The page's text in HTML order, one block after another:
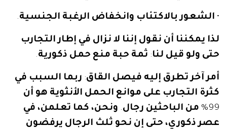
• الشعور بالاكتئاب وانخفاض الرغبة الجنسية.
لذا يمكننا أن نقول إننا لا نزال في إطار التجارب
حتى ولو قيل لنا: ثمة حبة منع حمل ذكورية.
أمر آخر تطرق إليه فيصل القاق: ربما السبب في
كثرة التجارب على موانع الحمل الأنثوية هو أن
99%
من الباحثين رجال. ونحن، كما تعلمن، في
عصر ذكوري، حتى إن نحو ثلث الرجال يرفضون